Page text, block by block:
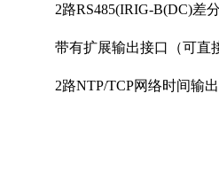
2路RS485(IRIG-B(DC)差
带有扩展输出接口（可直
2路NTP/TCP网络时间输出